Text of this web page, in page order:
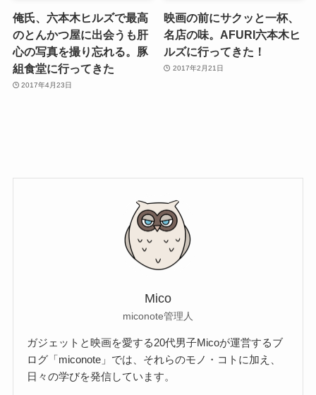
俺氏、六本木ヒルズで最高
のとんかつ屋に出会うも肝
心の写真を撮り忘れる。豚
組食堂に行ってきた
2017年4月23日
映画の前にサクッと一杯、
名店の味。AFURI六本木ヒ
ルズに行ってきた！
2017年2月21日
Mico
miconote管理人
ガジェットと映画を愛する20代男子Micoが運営するブ
ログ「miconote」では、それらのモノ・コトに加え、
日々の学びを発信しています。